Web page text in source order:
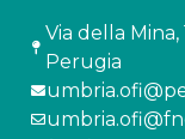
Via della Mina,
Perugia